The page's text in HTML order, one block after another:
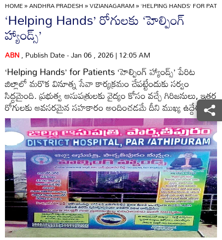
HOME»ANDHRA PRADESH»VIZIANAGARAM»‘HELPING HANDS’ FOR
‘Helping Hands’ రోగులకు ‘హెల్పింగ్‌
హ్యాండ్స్‌’
ABN, Publish Date - Jan 06 , 2026 | 12:05 AM
‘Helping Hands’ for Patients ‘హెల్పింగ్‌ హ్యాండ్స్‌’ పేరిట
జిల్లాలో మరొక వినూత్న సేవా కార్యక్రమం చేపట్టేందుకు సర్వం
సిద్ధమైంది. ప్రభుత్వ ఆసుపత్రులకు వైద్యం కోసం వచ్చే గిరిజనులు, ఇతర
రోగులకు అవసరమైన సహకారం అందించడమే దీని ముఖ్య ఉద్దేశం.